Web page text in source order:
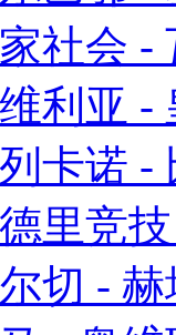
社会 -
利亚 -
卡诺 -
里竞
切 -